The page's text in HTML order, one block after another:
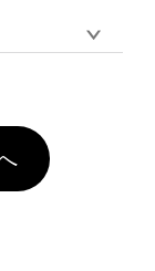
有効期限は一
10カ月のご注
大5%)が適用
ければ、ラン
ための処理剤
で商品をお届
が可能です。
着用前に落と
します。※1
関わらず、前
ザインのみ画
またはAdobe
円未満になる
注意くださ